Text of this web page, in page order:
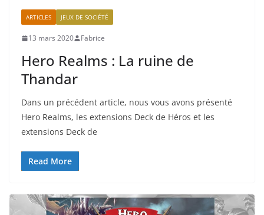
ARTICLES JEUX DE SOCIÉTÉ
13 mars 2020 Fabrice
Hero Realms : La ruine de
Thandar
Dans un précédent article, nous vous avons présenté
Hero Realms, les extensions Deck de Héros et les
extensions Deck de
Read More